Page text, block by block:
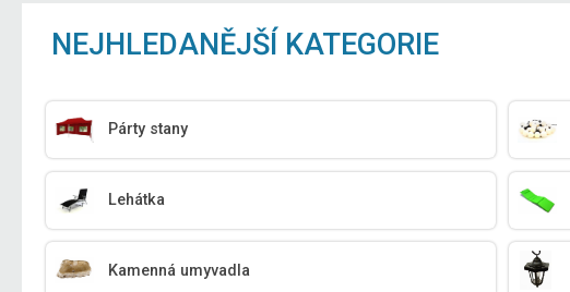
NEJHLEDANĚJŠÍ KATEGORIE
Párty stany
Lehátka
Kamenná umyvadla